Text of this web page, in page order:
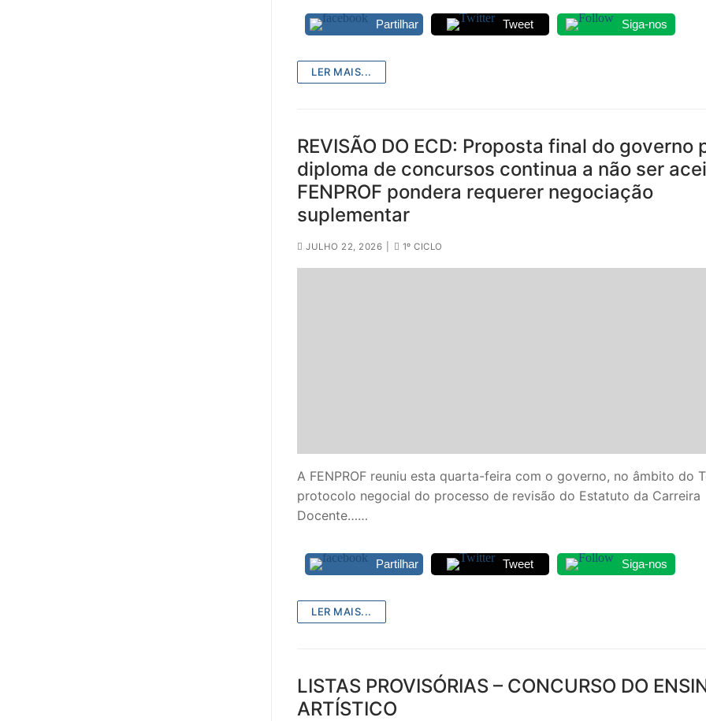
Partilhar Tweet Siga-nos
LER MAIS...
REVISÃO DO ECD: Proposta final do governo
diploma de concursos continua a não ser
FENPROF pondera requerer negociação
suplementar
JULHO 22, 2026 1º CICLO
A FENPROF reuniu esta quarta-feira com o governo, no âmbito do
protocolo negocial do processo de revisão do Estatuto da Carreira
Docente……
Partilhar Tweet Siga-nos
LER MAIS...
LISTAS PROVISÓRIAS – CONCURSO DO
ARTÍSTICO